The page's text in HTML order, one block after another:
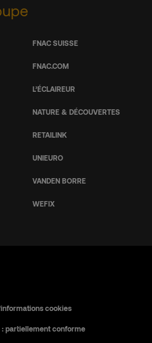
FNAC SUISSE
FNAC.COM
L’ÉCLAIREUR
NATURE & DÉCOUVERTES
RETAILINK
UNIEURO
VANDEN BORRE
WEFIX
cookies
: partiellement conforme